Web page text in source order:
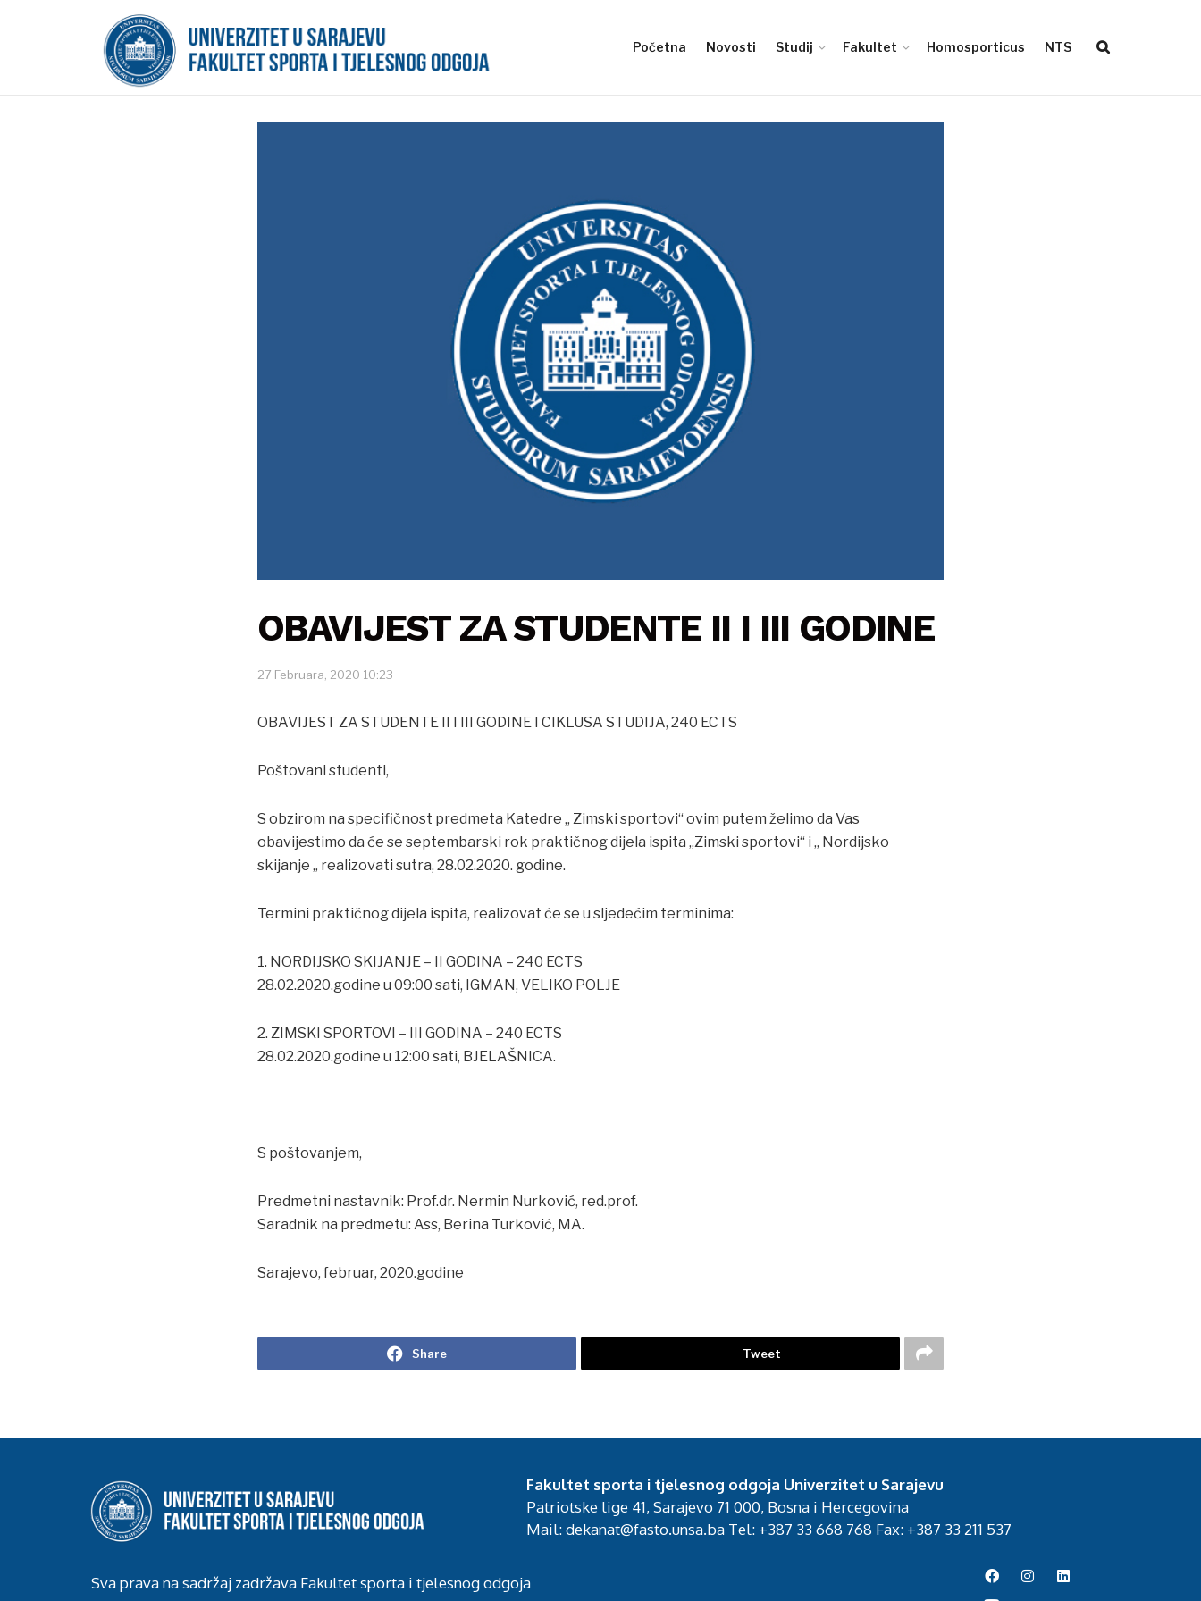
Početna Novosti Studij Fakultet Homosporticus NTS
OBAVIJEST ZA STUDENTE II I III GODINE
27 Februara, 2020 10:23
OBAVIJEST ZA STUDENTE II I III GODINE I CIKLUSA STUDIJA, 240 ECTS
Poštovani studenti,
S obzirom na specifičnost predmeta Katedre „ Zimski sportovi“ ovim putem želimo da Vas
obavijestimo da će se septembarski rok praktičnog dijela ispita „Zimski sportovi“ i „ Nordijsko
skijanje „ realizovati sutra, 28.02.2020. godine.
Termini praktičnog dijela ispita, realizovat će se u sljedećim terminima:
1. NORDIJSKO SKIJANJE – II GODINA – 240 ECTS
28.02.2020.godine u 09:00 sati, IGMAN, VELIKO POLJE
2. ZIMSKI SPORTOVI – III GODINA – 240 ECTS
28.02.2020.godine u 12:00 sati, BJELAŠNICA.
S poštovanjem,
Predmetni nastavnik: Prof.dr. Nermin Nurković, red.prof.
Saradnik na predmetu: Ass, Berina Turković, MA.
Sarajevo, februar, 2020.godine
Share Tweet
Fakultet sporta i tjelesnog odgoja Univerzitet u Sarajevu
Patriotske lige 41, Sarajevo 71 000, Bosna i Hercegovina
Mail: dekanat@fasto.unsa.ba Tel: +387 33 668 768 Fax: +387 33 211 537
Sva prava na sadržaj zadržava Fakultet sporta i tjelesnog odgoja